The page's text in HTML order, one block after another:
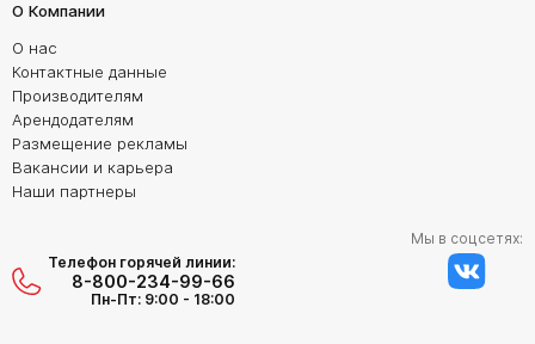
О Компании
О нас
Контактные данные
Производителям
Арендодателям
Размещение рекламы
Вакансии и карьера
Наши партнеры
Телефон горячей линии:
8-800-234-99-66
Пн-Пт: 9:00 - 18:00
Мы в соцсетях: